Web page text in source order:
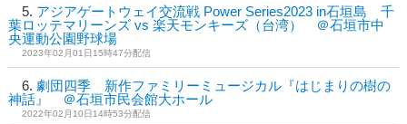
アジアゲートウェイ交流戦 Power Series2023 in石垣島 千
葉ロッテマリーンズ vs 楽天モンキーズ（台湾） ＠石垣市中
央運動公園野球場
2023年02月01日15時47分配信
劇団四季 新作ファミリーミュージカル『はじまりの樹の
神話』 ＠石垣市民会館大ホール
2022年02月10日14時53分配信